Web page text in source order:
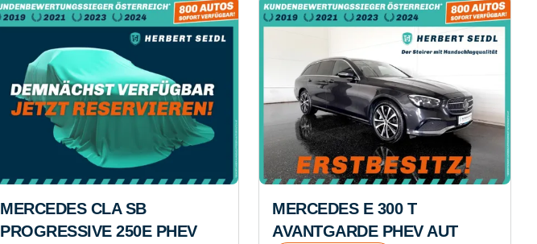
MERCEDES CLA SB
PROGRESSIVE 250E PHEV
MERCEDES E 300 T
AVANTGARDE PHEV AUT